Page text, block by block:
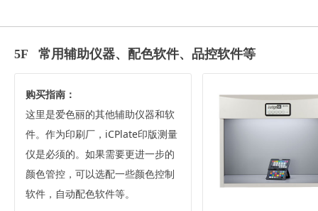
5F 常用辅助仪器、配色软件、品控软件等
购买指南：
这里是爱色丽的其他辅助仪器和软
件。作为印刷厂，iCPlate印版测量
仪是必须的。如果需要更进一步的
颜色管控，可以选配一些颜色控制
软件，自动配色软件等。